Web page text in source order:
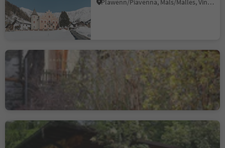
Plawenn/Piavenna, Mals/Malles, Vinschgau/Val Venosta
The city mill of Glurns
Glorenza/Glurns, Glurns/Glorenza, Vinschgau/Val Venosta
Ganglegg
Sluderno/Schluderns, Schluderns/Sluderno, Vinschgau/Val Venosta